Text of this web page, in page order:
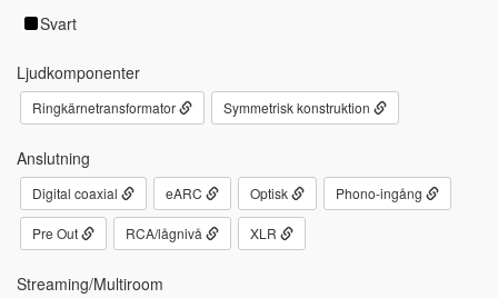
Svart
Ljudkomponenter
Ringkärnetransformator Symmetrisk konstruktion
Anslutning
Digital coaxial eARC Optisk Phono-ingång
Pre Out RCA/lågnivå XLR
Streaming/Multiroom